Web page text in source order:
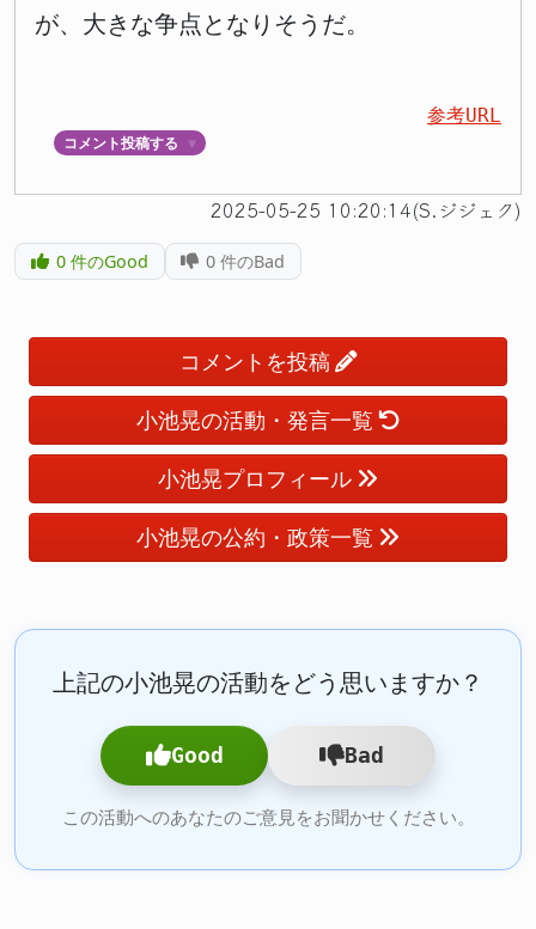
が、大きな争点となりそうだ。
参考URL
コメント投稿する ▼
2025-05-25 10:20:14(S.ジジェク)
0件のGood 0 件のBad
コメントを投稿
小池晃の活動・発言一覧
小池晃プロフィール
小池晃の公約・政策一覧
上記の小池晃の活動をどう思いますか？
Good Bad
この活動へのあなたのご意見をお聞かせください。